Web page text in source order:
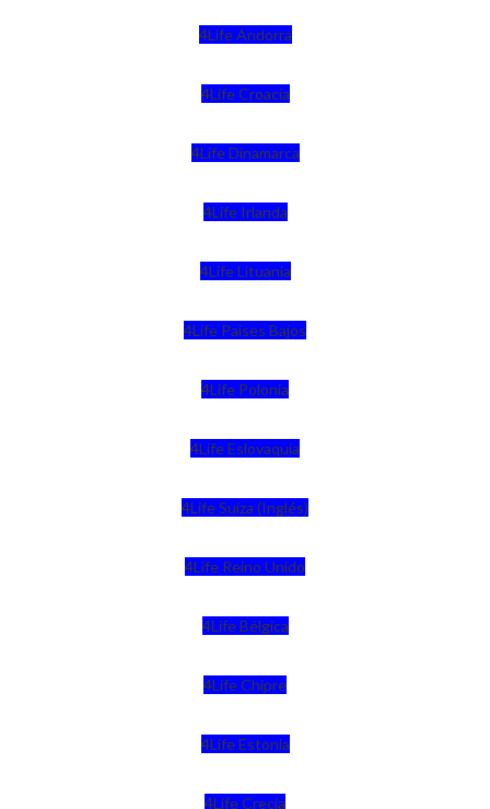
4Life Andorra
4Life Croacia
4Life Dinamarca
4Life Irlanda
4Life Lituania
4Life Paises Bajos
4Life Polonia
4Life Eslovaquia
4Life Suiza (Inglés)
4Life Reino Unido
4Life Bélgica
4Life Chipre
4Life Estonia
4Life Crecia